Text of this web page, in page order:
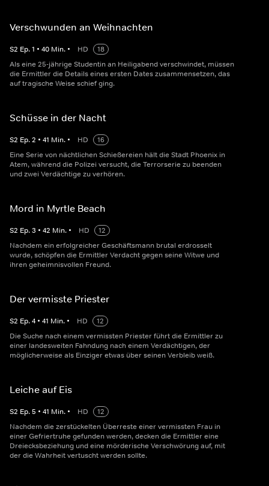
Verschwunden an Weihnachten
S2 Ep.1 • 40 Min. • HD
18
Als eine 25-jährige Studentin an Heiligabend verschwindet, müssen
die Ermittler die Details eines ersten Dates zusammensetzen, das
auf tragische Weise schief ging.
Schüsse in der Nacht
S2 Ep.2 • 41 Min. • HD
16
Eine Serie von nächtlichen Schießereien hält die Stadt Phoenix in
Atem, während die Polizei versucht, die Terrorserie zu beenden
und zwei Verdächtige zu verhören.
Mord in Myrtle Beach
S2 Ep.3 • 42 Min. • HD
12
Nachdem ein erfolgreicher Geschäftsmann brutal erdrosselt
wurde, schöpfen die Ermittler Verdacht gegen seine Witwe und
ihren geheimnisvollen Freund.
Der vermisste Priester
S2 Ep.4 • 41 Min. • HD
12
Die Suche nach einem vermissten Priester führt die Ermittler zu
einer landesweiten Fahndung nach einem Verdächtigen, der
möglicherweise als Einziger etwas über seinen Verbleib weiß.
Leiche auf Eis
S2 Ep.5 • 41 Min. • HD
12
Nachdem die zerstückelten Überreste einer vermissten Frau in
einer Gefriertruhe gefunden werden, decken die Ermittler eine
Dreiecksbeziehung und eine mörderische Verschwörung auf, mit
der die Wahrheit vertuscht werden sollte.